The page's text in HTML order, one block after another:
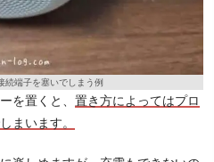
続端子を塞いでしまう例
を置くと、 置き方によってはプロ
まいます。